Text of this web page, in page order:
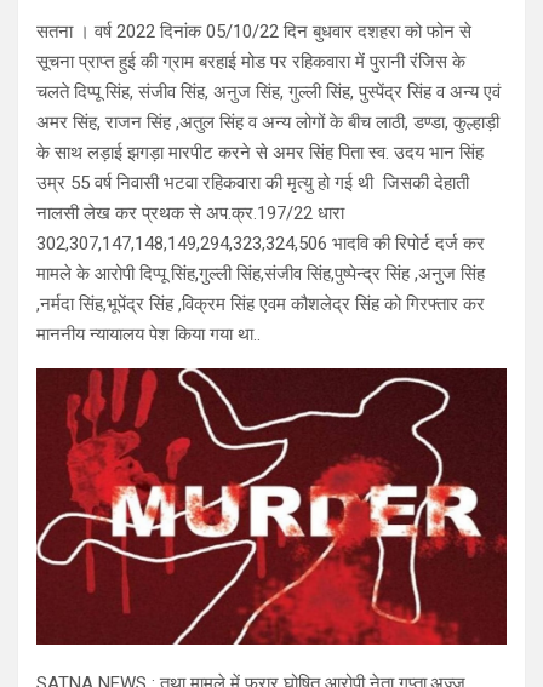
सतना । वर्ष 2022 दिनांक 05/10/22 दिन बुधवार दशहरा को फोन से
सूचना प्राप्त हुई की ग्राम बरहाई मोड पर रहिकवारा में पुरानी रंजिस के
चलते दिप्पू सिंह, संजीव सिंह, अनुज सिंह, गुल्ली सिंह, पुस्पेंद्र सिंह व अन्य एवं
अमर सिंह, राजन सिंह ,अतुल सिंह व अन्य लोगों के बीच लाठी, डण्डा, कुल्हाड़ी
के साथ लड़ाई झगड़ा मारपीट करने से अमर सिंह पिता स्व. उदय भान सिंह
उम्र 55 वर्ष निवासी भटवा रहिकवारा की मृत्यु हो गई थी जिसकी देहाती
नालसी लेख कर प्रथक से अप.क्र.197/22 धारा
302,307,147,148,149,294,323,324,506 भादवि की रिपोर्ट दर्ज कर
मामले के आरोपी दिप्पू सिंह,गुल्ली सिंह,संजीव सिंह,पुष्पेन्द्र सिंह ,अनुज सिंह
,नर्मदा सिंह,भूपेंद्र सिंह ,विक्रम सिंह एवम कौशलेद्र सिंह को गिरफ्तार कर
माननीय न्यायालय पेश किया गया था..